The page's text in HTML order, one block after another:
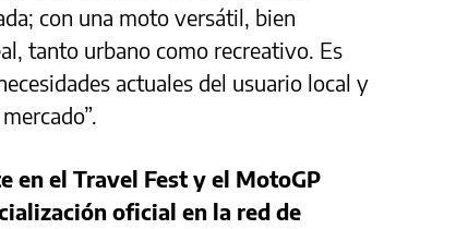
con una moto versátil, bien
tanto urbano como recreativo. Es
actuales del usuario local y
en el Travel Fest y el MotoGP
oficial en la red de